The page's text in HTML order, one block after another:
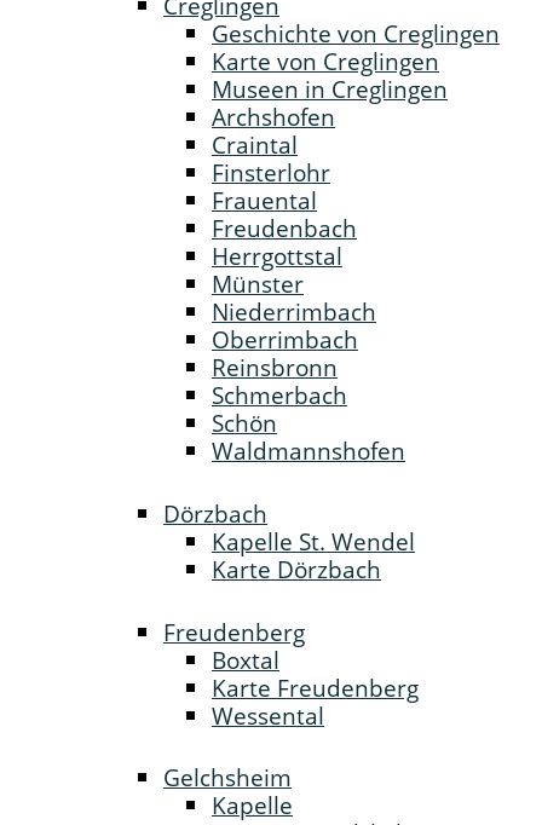
Geschichte von Creglingen
Karte von Creglingen
Museen in Creglingen
Archshofen
Craintal
Finsterlohr
Frauental
Freudenbach
Herrgottstal
Münster
Niederrimbach
Oberrimbach
Reinsbronn
Schmerbach
Schön
Waldmannshofen
Dörzbach
Kapelle St. Wendel
Karte Dörzbach
Freudenberg
Boxtal
Karte Freudenberg
Wessental
Gelchsheim
Kapelle